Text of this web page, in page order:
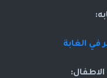
الغابة